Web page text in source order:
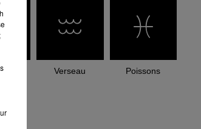
Verseau Poissons